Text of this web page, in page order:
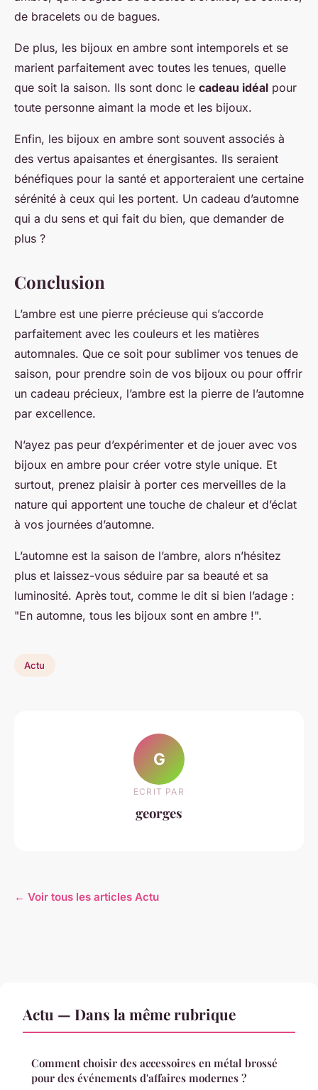
de bracelets ou de bagues.
De plus, les bijoux en ambre sont intemporels et se
marient parfaitement avec toutes les tenues, quelle
que soit la saison. Ils sont donc le cadeau idéal pour
toute personne aimant la mode et les bijoux.
Enfin, les bijoux en ambre sont souvent associés à
des vertus apaisantes et énergisantes. Ils seraient
bénéfiques pour la santé et apporteraient une certaine
sérénité à ceux qui les portent. Un cadeau d’automne
qui a du sens et qui fait du bien, que demander de
plus ?
Conclusion
L’ambre est une pierre précieuse qui s’accorde
parfaitement avec les couleurs et les matières
automnales. Que ce soit pour sublimer vos tenues de
saison, pour prendre soin de vos bijoux ou pour offrir
un cadeau précieux, l’ambre est la pierre de l’automne
par excellence.
N’ayez pas peur d’expérimenter et de jouer avec vos
bijoux en ambre pour créer votre style unique. Et
surtout, prenez plaisir à porter ces merveilles de la
nature qui apportent une touche de chaleur et d’éclat
à vos journées d’automne.
L’automne est la saison de l’ambre, alors n’hésitez
plus et laissez-vous séduire par sa beauté et sa
luminosité. Après tout, comme le dit si bien l’adage :
"En automne, tous les bijoux sont en ambre !".
Actu
G
ECRIT PAR
georges
← Voir tous les articles Actu
Actu — Dans la même rubrique
Comment choisir des accessoires en métal brossé
pour des événements d'affaires modernes ?